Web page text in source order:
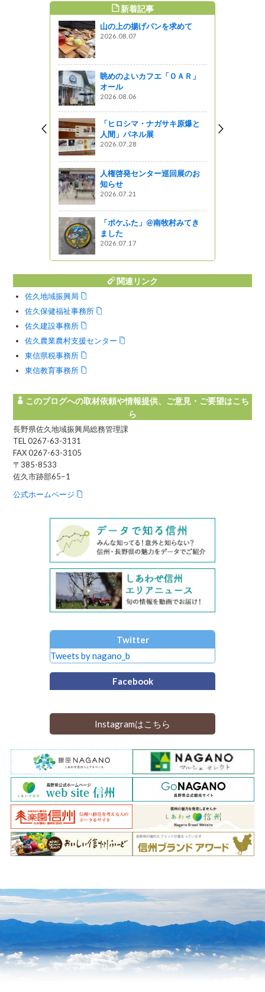
新着記事
山の上の揚げパンを求めて
2026.08.07
眺めのよいカフエ「ＯＡＲ」
オール
2026.08.06
「ヒロシマ・ナガサキ原爆と
人間」パネル展
2026.07.28
人権啓発センター巡回展のお
知らせ
2026.07.21
「ポケふた」@南牧村みてき
ました
2026.07.17
関連リンク
佐久地域振興局
佐久保健福祉事務所
佐久建設事務所
佐久農業農村支援センター
東信県税事務所
東信教育事務所
このブログへの取材依頼や情報提供、ご意見・ご要望はこち
ら
長野県佐久地域振興局総務管理課
TEL 0267-63-3131
FAX 0267-63-3105
〒385-8533
佐久市跡部65−1
公式ホームページ
Twitter
Tweets by nagano_b
Facebook
Instagramはこちら